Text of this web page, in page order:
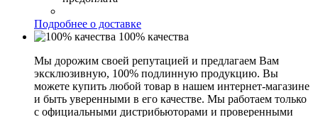
Подробнее о доставке
100% качества
Мы дорожим своей репутацией и предлагаем Вам
эксклюзивную, 100% подлинную продукцию. Вы
можете купить любой товар в нашем интернет-магазине
и быть уверенными в его качестве. Мы работаем только
с официальными дистрибьюторами и проверенными